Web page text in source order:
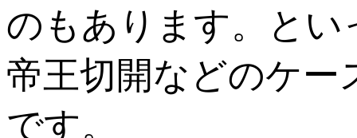
のもあります。と
帝王切開などのケ
です。